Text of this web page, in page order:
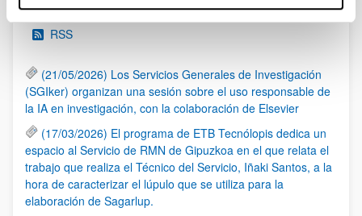
RSS
(21/05/2026) Los Servicios Generales de Investigación
(SGIker) organizan una sesión sobre el uso responsable de
la IA en investigación, con la colaboración de Elsevier
(17/03/2026) El programa de ETB Tecnólopis dedica un
espacio al Servicio de RMN de Gipuzkoa en el que relata el
trabajo que realiza el Técnico del Servicio, Iñaki Santos, a la
hora de caracterizar el lúpulo que se utiliza para la
elaboración de Sagarlup.